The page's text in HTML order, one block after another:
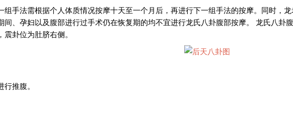
手法需根据个人体质情况按摩十天至一个月后，再进行下一组手法的按摩。同时，
、孕妇以及腹部进行过手术仍在恢复期的均不宜进行龙氏八卦腹部按摩。 龙氏八
卦位为肚脐右侧。
推腹。